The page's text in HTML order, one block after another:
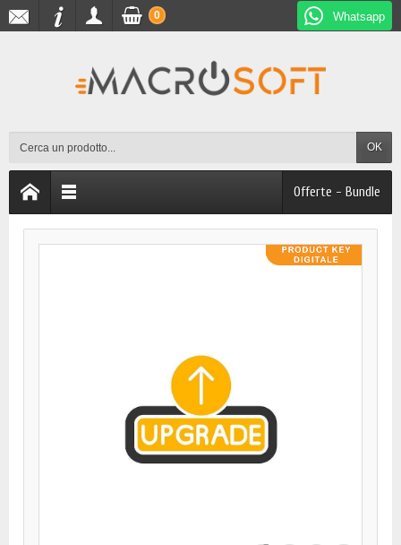
Whatsapp
OK
0
Offerte - Bundle